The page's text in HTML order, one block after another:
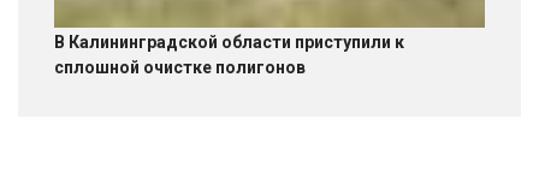
В Калининградской области приступили к
сплошной очистке полигонов